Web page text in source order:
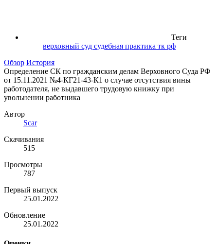
Теги
верховный суд судебная практика тк рф
Обзор История
Определение СК по гражданским делам Верховного Суда РФ
от 15.11.2021 №4-КГ21-43-К1 о случае отсутствия вины
работодателя, не выдавшего трудовую книжку при
увольнении работника
Автор
Scar
Скачивания
515
Просмотры
787
Первый выпуск
25.01.2022
Обновление
25.01.2022